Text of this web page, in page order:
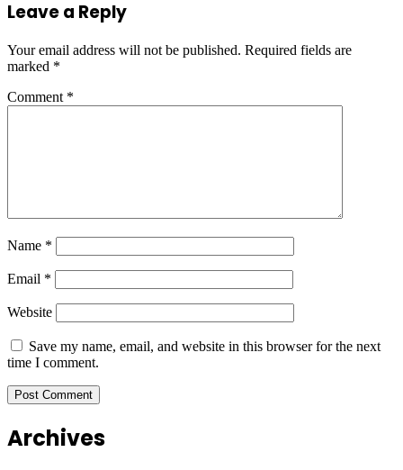
Leave a Reply
Your email address will not be published. Required fields are
marked *
Comment *
Name *
Email *
Website
Save my name, email, and website in this browser for the next
time I comment.
Archives